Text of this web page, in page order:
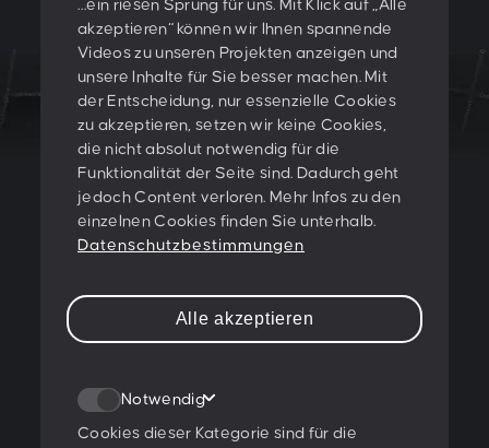
…ein riesen Sprung für uns. Mit Klick auf „Alle
akzeptieren“ können wir Ihnen spannende
Videos zu unseren Projekten anzeigen und
unsere Inhalte für Sie besser machen. Mit
der Entscheidung, nur essenzielle Cookies
zu akzeptieren, setzen wir keine Cookies,
die nicht absolut notwendig für die
Funktionalität der Seite sind. Dadurch geht
jedoch Content verloren. Mehr Infos zu den
einzelnen Cookies finden Sie unterhalb.
Datenschutzbestimmungen
Alle akzeptieren
Notwendig
Cookies dieser Kategorie sind für die
LET'S CREATE
SOMETHING
TOGETHER!
PESCHKE DESIGN GMBH
Sternwartestraße 62-64
+43 1 47 07 922
contact@peschke.at